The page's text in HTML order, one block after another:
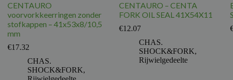
CENTAURO
voorvorkkeerringen zonder
stofkappen – 41x53x8/10,5
mm
€17.32
CHAS.
SHOCK&FORK,
CENTAURO – CENTA
FORK OIL SEAL 41X54X11
€12.07
CHAS.
SHOCK&FORK,
Rijwielgedeelte